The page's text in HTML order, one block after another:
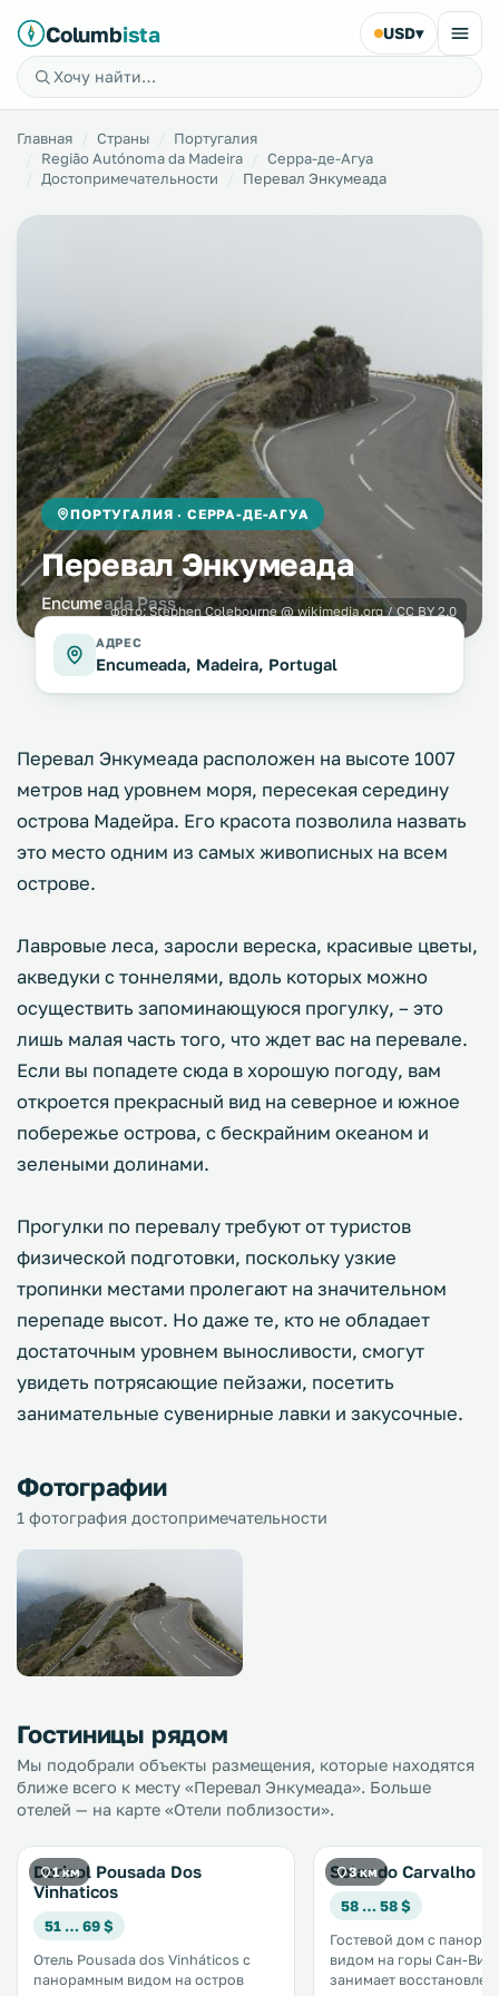
Columbista USD▾
Главная Страны
Португалия
Região Autónoma da Madeira
Серра-де-Агуа
Достопримечательности
Перевал Энкумеада
ПОРТУГАЛИЯ · СЕРРА-ДЕ-АГУА
Перевал Энкумеада
Encumeada Pass
фото:Stephen Colebourne @ wikimedia.org / CC BY 2.0
АДРЕС
Encumeada, Madeira, Portugal
Перевал Энкумеада расположен на высоте 1007
метров над уровнем моря, пересекая середину
острова Мадейра. Его красота позволила назвать
это место одним из самых живописных на всем
острове.
Лавровые леса, заросли вереска, красивые цветы,
акведуки с тоннелями, вдоль которых можно
осуществить запоминающуюся прогулку, – это
лишь малая часть того, что ждет вас на перевале.
Если вы попадете сюда в хорошую погоду, вам
откроется прекрасный вид на северное и южное
побережье острова, с бескрайним океаном и
зелеными долинами.
Прогулки по перевалу требуют от туристов
физической подготовки, поскольку узкие
тропинки местами пролегают на значительном
перепаде высот. Но даже те, кто не обладает
достаточным уровнем выносливости, смогут
увидеть потрясающие пейзажи, посетить
занимательные сувенирные лавки и закусочные.
Фотографии
1 фотография достопримечательности
Гостиницы рядом
Мы подобрали объекты размещения, которые находятся
ближе всего к месту «Перевал Энкумеада». Больше
отелей — на карте «Отели поблизости».
1 км
Dorisol Pousada Dos
Vinhaticos
51 … 69 $
Отель Pousada dos Vinháticos с
панорамным видом на остров
3 км
Solar do Carvalho
58 … 58 $
Гостевой дом с
видом на горы Сан-
занимает